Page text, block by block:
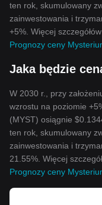
ten rok, skumulowany
zainwestowania i
+5%. Więcej
Prognozy ceny
Jaka będzie
W 2030 r., przy
wzrostu na poziomie
(MYST) osiągnie
ten rok, skumulowany
zainwestowania i
21.55%. Więcej
Prognozy ceny